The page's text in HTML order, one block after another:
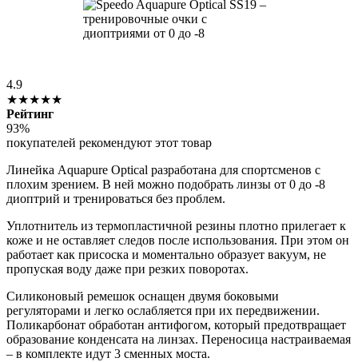
4.9
★★★★★
Рейтинг
93%
покупателей рекомендуют этот товар
Линейка Aquapure Optical разработана для спортсменов с
плохим зрением. В ней можно подобрать линзы от 0 до -8
диоптрий и тренироваться без проблем.
Уплотнитель из термопластичной резины плотно прилегает к
коже и не оставляет следов после использования. При этом он
работает как присоска и моментально образует вакуум, не
пропуская воду даже при резких поворотах.
Силиконовый ремешок оснащен двумя боковыми
регуляторами и легко ослабляется при их передвижении.
Поликарбонат обработан антифогом, который предотвращает
образование конденсата на линзах. Переносица настраиваемая
– в комплекте идут 3 сменных моста.